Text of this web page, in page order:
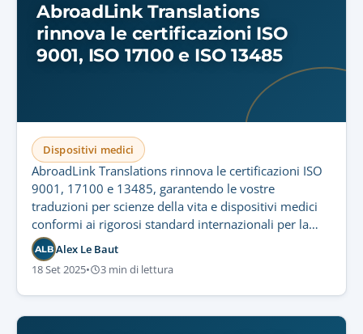
AbroadLink Translations
rinnova le certificazioni ISO
9001, ISO 17100 e ISO 13485
Dispositivi medici
AbroadLink Translations rinnova le certificazioni ISO
9001, 17100 e 13485, garantendo le vostre
traduzioni per scienze della vita e dispositivi medici
conformi ai rigorosi standard internazionali per la
conformità normativa e la sicurezza dei pazienti.
ALB Alex Le Baut
18 Set 2025• 3 min di lettura